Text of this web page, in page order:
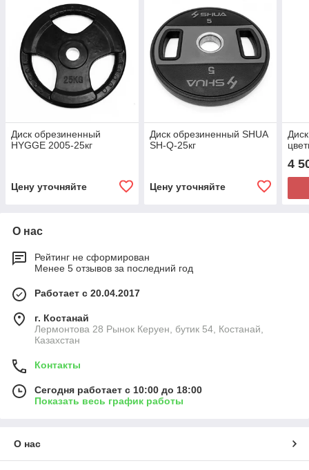
Диск обрезиненный
HYGGE 2005-25кг
Цену уточняйте
Диск обрезиненный SHUA
SH-Q-25кг
Цену уточняйте
4
О нас
Рейтинг не сформирован
Менее 5 отзывов за последний год
Работает с 20.04.2017
г. Костанай
Лермонтова 28 Рынок Керуен, бутик 54, Костанай,
Казахстан
Контакты
Сегодня работает с 10:00 до 18:00
Показать весь график работы
О нас